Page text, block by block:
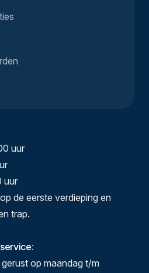
uur
uur
de eerste verdieping en
trap.
:
op maandag t/m